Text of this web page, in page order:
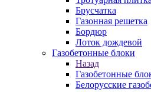
Брусчатка
Газонная решетка
Бордюр
Лоток дождевой
Газобетонные блоки
Назад
Газобетонные
Белорусские